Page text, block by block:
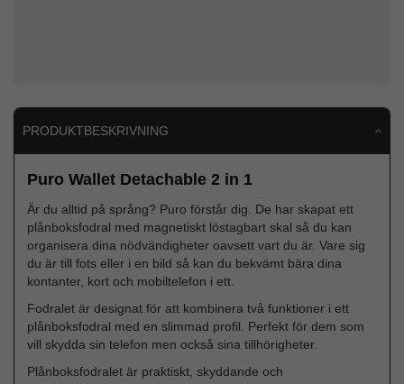
PRODUKTBESKRIVNING
Puro Wallet Detachable 2 in 1
Är du alltid på språng? Puro förstår dig. De har skapat ett
plånboksfodral med magnetiskt löstagbart skal så du kan
organisera dina nödvändigheter oavsett vart du är. Vare sig
du är till fots eller i en bild så kan du bekvämt bära dina
kontanter, kort och mobiltelefon i ett.
Fodralet är designat för att kombinera två funktioner i ett
plånboksfodral med en slimmad profil. Perfekt för dem som
vill skydda sin telefon men också sina tillhörigheter.
Plånboksfodralet är praktiskt, skyddande och